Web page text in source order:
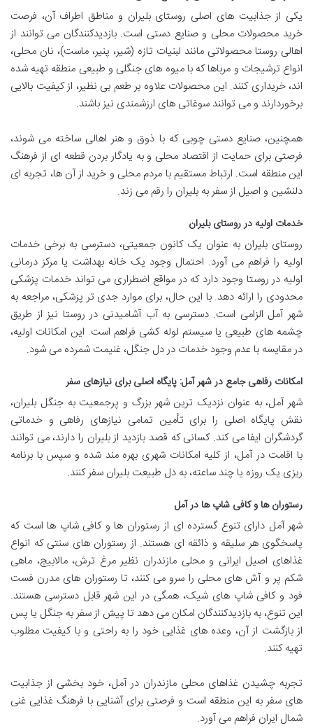
یکی از جذابیت های اصلی روستای بلیران و مناطق اطراف آن، فرصت
خرید محصولات محلی و صنایع دستی است. بازدیدکنندگان می توانند از
اهالی روستا محصولاتی مانند لبنیات تازه (شیر، پنیر، ماست)، نان محلی،
انواع ترشیجات و مرباها که با میوه های جنگلی و طبیعی منطقه تهیه شده
اند، خریداری کنند. این محصولات علاوه بر طعم بی نظیر، از کیفیت بالایی
برخوردارند و می توانند سوغاتی های ارزشمندی نیز باشند.
همچنین، صنایع دستی چوبی که با ذوق و هنر اهالی ساخته می شوند،
فرصتی برای حمایت از اقتصاد محلی و به یادگار بردن قطعه ای از فرهنگ
این منطقه است. ارتباط مستقیم با مردم محلی و خرید از آن ها، تجربه ای
دلنشین و اصیل از سفر به بلیران را رقم می زند.
خدمات اولیه در روستای بلیران
روستای بلیران به عنوان یک کانون جمعیتی، دسترسی به برخی خدمات
اولیه را فراهم می آورد. احتمال وجود یک خانه بهداشت یا مرکز درمانی
اولیه در روستا وجود دارد که در مواقع اضطراری می تواند خدمات پزشکی
محدودی را ارائه دهد. با این حال، برای موارد جدی تر پزشکی، مراجعه به
شهر آمل الزامی است. دسترسی به آب آشامیدنی در روستا نیز از طریق
چشمه های طبیعی یا سیستم لوله کشی فراهم است. این امکانات اولیه،
در مقایسه با عدم وجود خدمات در دل جنگل، غنیمت شمرده می شود.
امکانات رفاهی جامع در شهر آمل: پایگاه اصلی برای نیازهای سفر
شهر آمل، به عنوان نزدیک ترین شهر بزرگ و پرجمعیت به جنگل بلیران،
نقش پایگاه اصلی را برای تأمین تمامی نیازهای رفاهی و خدماتی
گردشگران ایفا می کند. کسانی که قصد بازدید از بلیران را دارند، می توانند
با اقامت در آمل، از کلیه امکانات شهری بهره مند شده و سپس با برنامه
ریزی یک روزه یا چند ساعته، به دل طبیعت بلیران سفر کنند.
رستوران ها و کافی شاپ ها در آمل
شهر آمل دارای تنوع گسترده ای از رستوران ها و کافی شاپ ها است که
پاسخگوی هر سلیقه و ذائقه ای هستند. از رستوران های سنتی که انواع
غذاهای اصیل ایرانی و محلی مازندران نظیر مرغ ترش، مالابیج، ماهی
شکم پر و آش های محلی را سرو می کنند، تا رستوران های مدرن فست
فود و کافی شاپ های شیک، همگی در این شهر قابل دسترسی هستند.
این تنوع، به بازدیدکنندگان امکان می دهد تا پیش از سفر به جنگل یا پس
از بازگشت از آن، وعده های غذایی خود را به راحتی و با کیفیت مطلوب
تهیه کنند.
تجربه چشیدن غذاهای محلی مازندران در آمل، خود بخشی از جذابیت
های سفر به این منطقه است و فرصتی برای آشنایی با فرهنگ غذایی غنی
شمال ایران فراهم می آورد.